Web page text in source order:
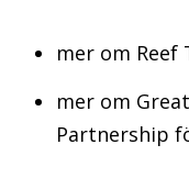
mer om Reef
mer om
Partnership